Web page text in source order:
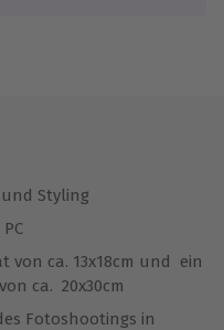
Styling
von ca. 13x18cm und ein
ca. 20x30cm
Fotoshootings in